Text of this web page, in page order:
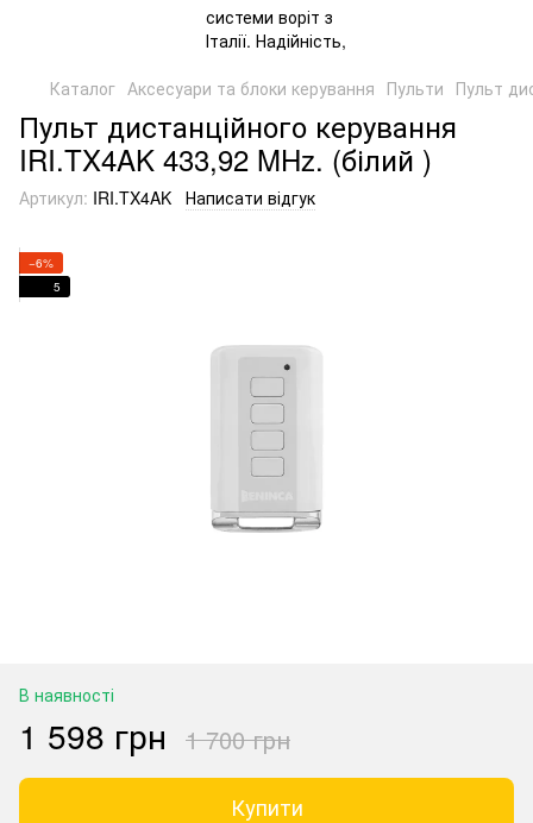
Каталог Аксесуари та блоки керування Пульти Пульт
Пульт дистанційного керування
IRI.TX4AK 433,92 MHz. (білий )
Артикул: IRI.TX4AK Написати відгук
−6%
5
В наявності
1 598 грн 1 700 грн
Купити